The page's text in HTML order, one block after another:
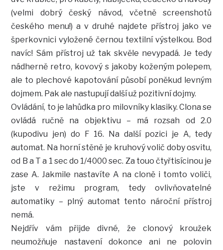
(velmi dobrý český návod, včetně screenshotů
českého menu!) a v druhé najdete přístroj jako ve
šperkovnici vyložené černou textilní výstelkou. Bod
navíc! Sám přístroj už tak skvěle nevypadá. Je tedy
nádherně retro, kovový s jakoby koženým polepem,
ale to plechové kapotování působí poněkud levným
dojmem. Pak ale nastupují další už pozitivní dojmy.
Ovládání, to je lahůdka pro milovníky klasiky. Clona se
ovládá ručně na objektivu – má rozsah od 2.0
(kupodivu jen) do F 16. Na další pozici je A, tedy
automat. Na horní stěně je kruhový volič doby osvitu,
od B a T a 1 sec do 1/4000 sec. Za touo čtyřtisícinou je
zase A. Jakmile nastavíte A na cloně i tomto voliči,
jste v režimu program, tedy ovlivňovatelné
automatiky – plný automat tento nároční přístroj
nemá.
Nejdřív vám přijde divné, že clonový kroužek
neumožňuje nastavení dokonce ani ne polovin